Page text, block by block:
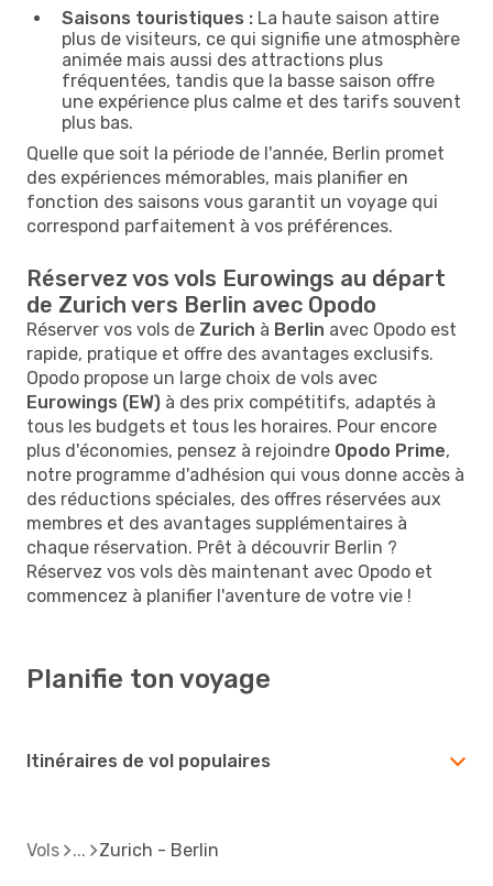
Saisons touristiques : La haute saison attire
plus de visiteurs, ce qui signifie une atmosphère
animée mais aussi des attractions plus
fréquentées, tandis que la basse saison offre
une expérience plus calme et des tarifs souvent
plus bas.
Quelle que soit la période de l'année, Berlin promet
des expériences mémorables, mais planifier en
fonction des saisons vous garantit un voyage qui
correspond parfaitement à vos préférences.
Réservez vos vols Eurowings au départ
de Zurich vers Berlin avec Opodo
Réserver vos vols de Zurich à Berlin avec Opodo est
rapide, pratique et offre des avantages exclusifs.
Opodo propose un large choix de vols avec
Eurowings (EW) à des prix compétitifs, adaptés à
tous les budgets et tous les horaires. Pour encore
plus d'économies, pensez à rejoindre Opodo Prime,
notre programme d'adhésion qui vous donne accès à
des réductions spéciales, des offres réservées aux
membres et des avantages supplémentaires à
chaque réservation. Prêt à découvrir Berlin ?
Réservez vos vols dès maintenant avec Opodo et
commencez à planifier l'aventure de votre vie !
Planifie ton voyage
Itinéraires de vol populaires
Vols Zurich - Berlin